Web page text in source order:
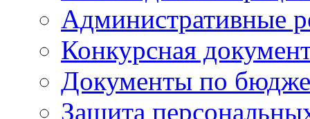
Административные
Конкурсная
Документы по
Защита